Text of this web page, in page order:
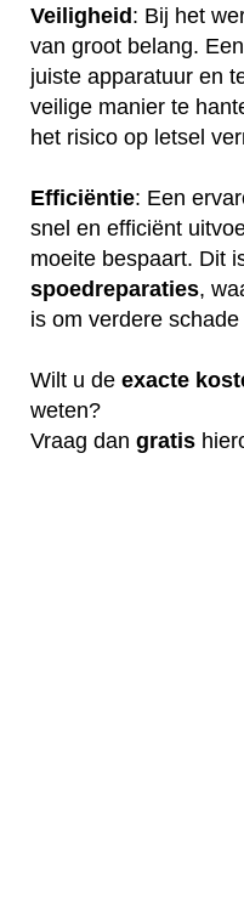
Veiligheid: Bij het
van groot belang.
juiste apparatuur en
veilige manier te
het risico op letsel
Efficiëntie: Een
snel en efficiënt
moeite bespaart. Dit
spoedreparaties,
is om verdere
Wilt u de exacte
weten?
Vraag dan gratis